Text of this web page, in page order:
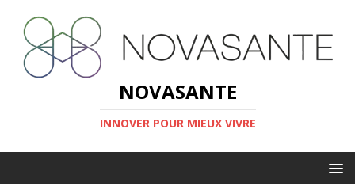
NOVASANTE
INNOVER POUR MIEUX VIVRE